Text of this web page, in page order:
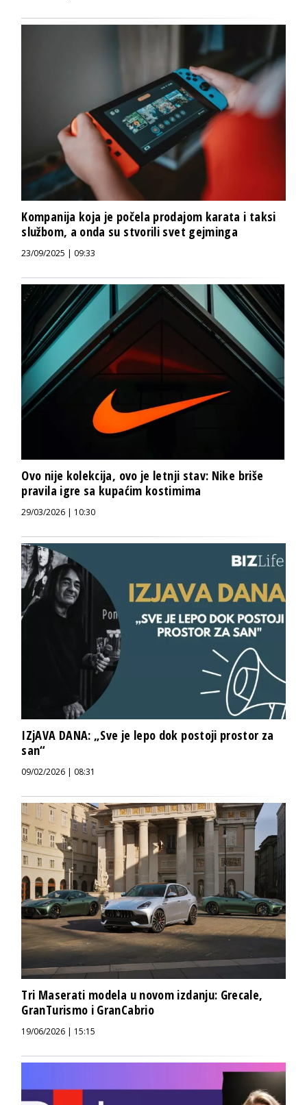
Kompanija koja je počela prodajom karata i taksi
službom, a onda su stvorili svet gejminga
23/09/2025 | 09:33
Ovo nije kolekcija, ovo je letnji stav: Nike briše
pravila igre sa kupaćim kostimima
29/03/2026 | 10:30
IZjAVA DANA: „Sve je lepo dok postoji prostor za
san“
09/02/2026 | 08:31
Tri Maserati modela u novom izdanju: Grecale,
GranTurismo i GranCabrio
19/06/2026 | 15:15